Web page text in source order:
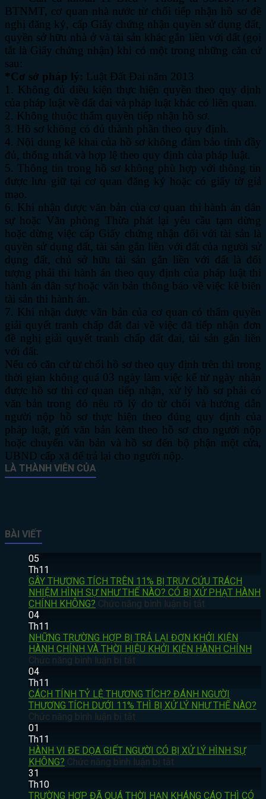
BTNMT, cơ quan nhà nước từ chối tiếp nhận hồ sơ đề
nghị đăng ký, cấp Giấy chứng nhận quyền sử dụng đất,
quyền sở hữu nhà ở và tài sản khác gắn liền với đất (gọi
tắt là Giấy chứng nhận) khi có một trong những căn cứ
sau:
*Cơ sở pháp lý: Luật Đất Đai năm 2013
1. Không đủ điều kiện thực hiện quyền theo quy định
của pháp luật về đất đai và pháp luật khác có liên quan.
2. Không thuộc thẩm quyền tiếp nhận hồ sơ.
3. Hồ sơ không có đủ thành phần theo quy định.
4. Nội dung kê khai của hồ sơ không đảm bảo tính đầy
đủ, thống nhất và hợp lệ theo quy định của pháp luật.
5. Thông tin trong hồ sơ không phù hợp với thông tin
được lưu giữ tại cơ quan đăng ký hoặc có giấy tờ giả
mạo.
6. Khi nhận được văn bản của cơ quan thi hành án dân
sự hoặc Văn phòng Thừa phát lại yêu cầu tạm dừng
hoặc dừng việc cấp Giấy chứng nhận đối với tài sản là
quyền sử dụng đất, tài sản gắn liền với đất của người sử
dụng đất, chủ sở hữu tài sản gắn liền với đất là đối
tượng phải thi hành án theo quy định của pháp luật thi
hành án dân sự hoặc văn bản thông báo về việc kê biên
tài sản thi hành án.
7. Khi nhận được văn bản của cơ quan có thẩm quyền
giải quyết tranh chấp đất đai về việc đã tiếp nhận đơn
đề nghị giải quyết tranh chấp đất đai, tài sản gắn liền
với đất.
Nếu có căn cứ từ chối hồ sơ theo quy định trên thì trong
thời gian không quá 03 ngày làm việc kể từ ngày nhận
được hồ sơ thì cơ quan tiếp nhận, xử lý hồ sơ phải có
văn bản trong đó nêu rõ lý do từ chối và hướng dẫn
người nộp hồ sơ thực hiện theo đúng quy định của
pháp luật, gửi văn bản kèm theo hồ sơ cho người nộp
hoặc chuyển văn bản và hồ sơ đến bộ phận một cửa,
UBND cấp xã để trả lại cho người nộp.
LÀ THÀNH VIÊN CỦA
BÀI VIẾT
05
Th11
GÂY THƯƠNG TÍCH TRÊN 11% BỊ TRUY CỨU TRÁCH
NHIỆM HÌNH SỰ NHƯ THẾ NÀO? CÓ BỊ XỬ PHẠT HÀNH
CHÍNH KHÔNG? Chức năng bình luận bị tắt
TÍCH
TRÊN
CỨU
TRÁCH
NHƯ
BỊ
04
Th11
NHỮNG TRƯỜNG HỢP BỊ TRẢ LẠI ĐƠN KHỞI KIỆN
HÀNH CHÍNH VÀ THỜI HIỆU KHỞI KIỆN HÀNH CHÍNH
Chức năng bình luận bị tắt
HỢP
BỊ
KHỞI
KIỆN
VÀ
04
Th11
CÁCH TÍNH TỶ LỆ THƯƠNG TÍCH? ĐÁNH NGƯỜI
THƯƠNG TÍCH DƯỚI 11% THÌ BỊ XỬ LÝ NHƯ THẾ NÀO?
Chức năng bình luận bị tắt
TỶ
LỆ
ĐÁNH
01
Th11
HÀNH VI ĐE DỌA GIẾT NGƯỜI CÓ BỊ XỬ LÝ HÌNH SỰ
KHÔNG? Chức năng bình luận bị tắt
ĐE
31
Th10
TRƯỜNG HỢP ĐÃ QUÁ THỜI HẠN KHÁNG CÁO THÌ CÓ